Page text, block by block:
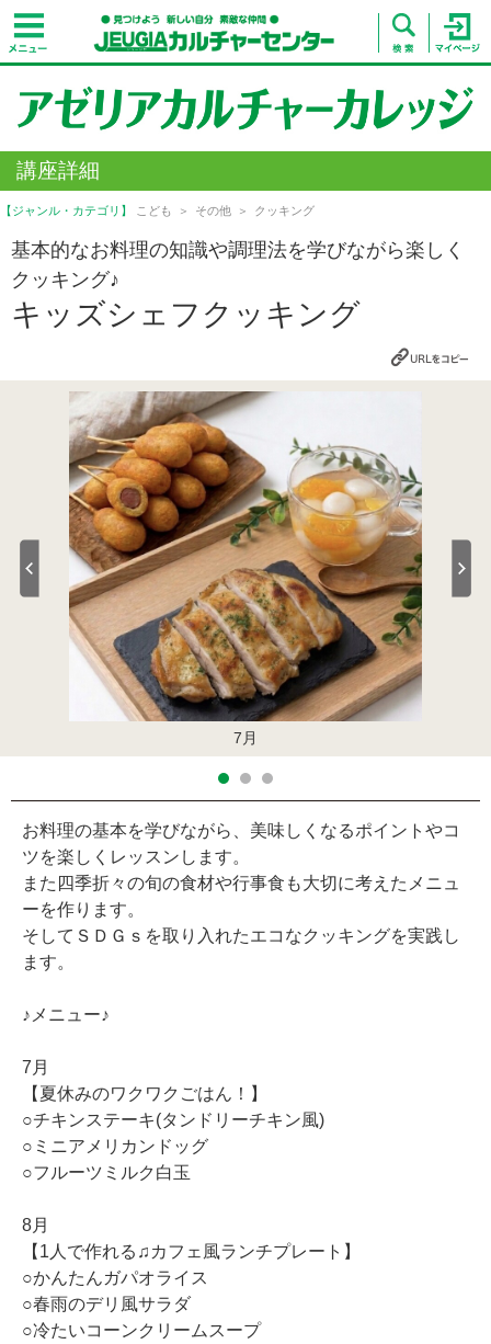
講座詳細
【ジャンル・カテゴリ】 こども その他 クッキング
基本的なお料理の知識や調理法を学びながら楽しく
クッキング♪
キッズシェフクッキング
7月
8月
お料理の基本を学びながら、美味しくなるポイントやコ
ツを楽しくレッスンします。
また四季折々の旬の食材や行事食も大切に考えたメニュ
ーを作ります。
そしてＳＤＧｓを取り入れたエコなクッキングを実践し
ます。
♪メニュー♪
7月
【夏休みのワクワクごはん！】
○チキンステーキ(タンドリーチキン風)
○ミニアメリカンドッグ
○フルーツミルク白玉
8月
【1人で作れる♫カフェ風ランチプレート】
○かんたんガパオライス
○春雨のデリ風サラダ
○冷たいコーンクリームスープ